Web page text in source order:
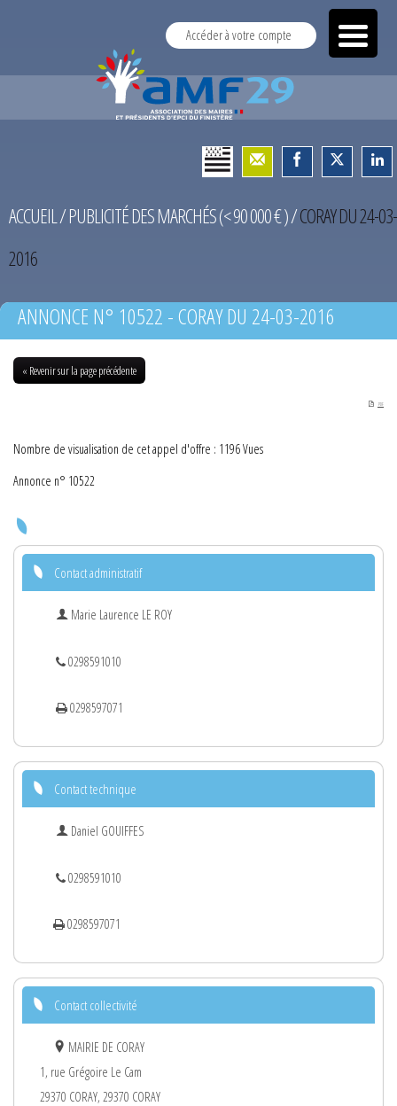
Accéder à votre compte
ACCUEIL/PUBLICITÉ DES MARCHÉS (< 90 000 € )/CORAY DU 24-03-
2016
ANNONCE N° 10522 - CORAY DU 24-03-2016
« Revenir sur la page précédente
PDF
Nombre de visualisation de cet appel d'offre : 1196 Vues
Annonce n° 10522
Contact administratif
Marie Laurence LE ROY
0298591010
0298597071
Contact technique
Daniel GOUIFFES
0298591010
0298597071
Contact collectivité
MAIRIE DE CORAY
1, rue Grégoire Le Cam
29370 CORAY, 29370 CORAY